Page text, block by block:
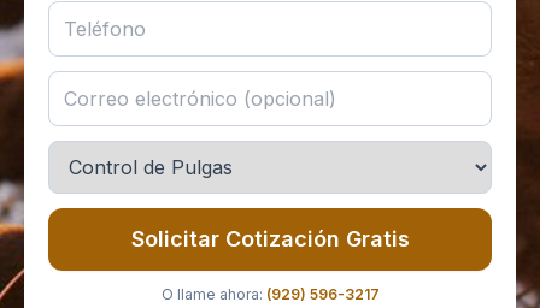
Solicitar Cotización Gratis
O llame ahora: (929) 596-3217